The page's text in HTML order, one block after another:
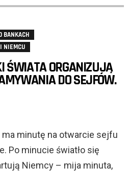
BANKACH
NIEMCU
ŚWIATA ORGANIZUJĄ
DO SEJFÓW.
minutę na otwarcie sejfu
Po minucie światło się
Niemcy – mija minuta,